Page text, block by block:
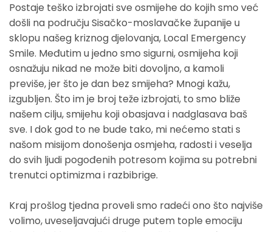
Postaje teško izbrojati sve osmijehe do kojih smo već
došli na području Sisačko-moslavačke županije u
sklopu našeg kriznog djelovanja, Local Emergency
Smile. Međutim u jedno smo sigurni, osmijeha koji
osnažuju nikad ne može biti dovoljno, a kamoli
previše, jer što je dan bez smijeha? Mnogi kažu,
izgubljen. Što im je broj teže izbrojati, to smo bliže
našem cilju, smijehu koji obasjava i nadglasava baš
sve. I dok god to ne bude tako, mi nećemo stati s
našom misijom donošenja osmjeha, radosti i veselja
do svih ljudi pogođenih potresom kojima su potrebni
trenutci optimizma i razbibrige.
Kraj prošlog tjedna proveli smo radeći ono što najviše
volimo, uveseljavajući druge putem tople emociju